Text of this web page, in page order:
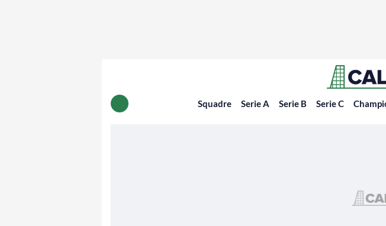
Squadre Serie A Serie B Serie C